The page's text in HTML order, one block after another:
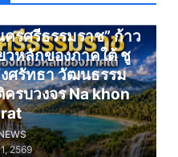
รศรีธรรมราช” ก้าว
วหลักของภาคใต้ ชู
ศรัทธา วัฒนธรรม
รบวงจร Na khon
2569